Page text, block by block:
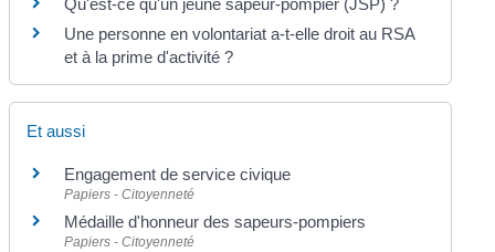
Une personne en volontariat a-t-elle droit au RSA
et à la prime d'activité ?
Et aussi
Engagement de service civique
Papiers - Citoyenneté
Médaille d'honneur des sapeurs-pompiers
Papiers - Citoyenneté